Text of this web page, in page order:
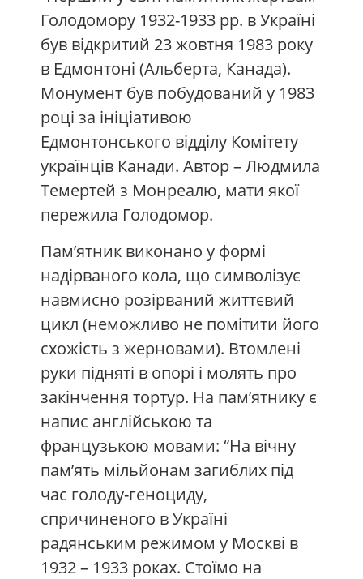
Голодомору 1932-1933 рр. в Україні
був відкритий 23 жовтня 1983 року
в Едмонтоні (Альберта, Канада).
Монумент був побудований у 1983
році за ініціативою
Едмонтонського відділу Комітету
українців Канади. Автор – Людмила
Темертей з Монреалю, мати якої
пережила Голодомор.
Пам’ятник виконано у формі
надірваного кола, що символізує
навмисно розірваний життєвий
цикл (неможливо не помітити його
схожість з жерновами). Втомлені
руки підняті в опорі і молять про
закінчення тортур. На пам’ятнику є
напис англійською та
французькою мовами: “На вічну
пам’ять мільйонам загиблих під
час голоду-геноциду,
спричиненого в Україні
радянським режимом у Москві в
1932 – 1933 роках. Стоїмо на